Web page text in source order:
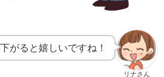
リナさん
がると嬉しいですね！